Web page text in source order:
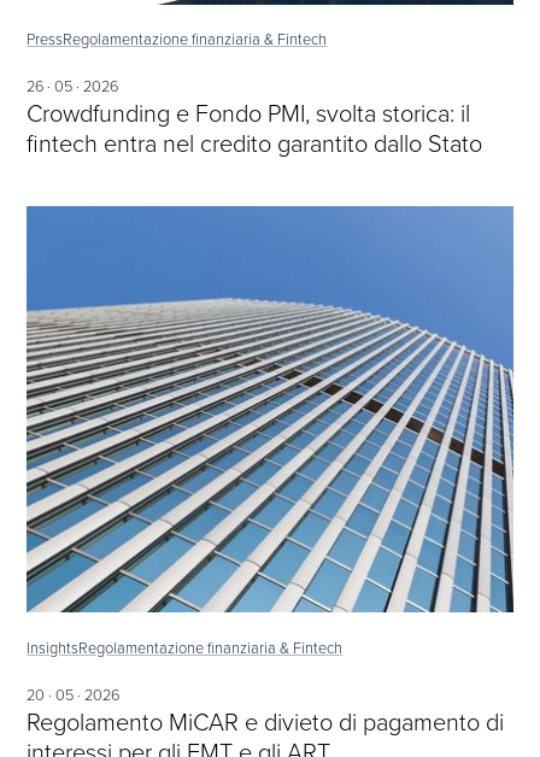
PressRegolamentazione finanziaria & Fintech
26 · 05 · 2026
Crowdfunding e Fondo PMI, svolta storica: il
fintech entra nel credito garantito dallo Stato
InsightsRegolamentazione finanziaria & Fintech
20 · 05 · 2026
Regolamento MiCAR e divieto di pagamento di